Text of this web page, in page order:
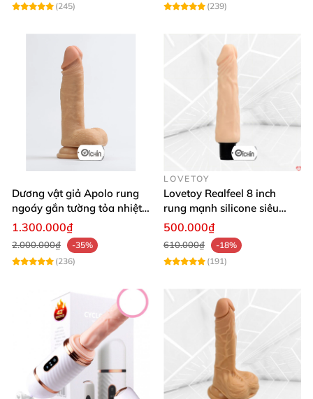
(245)
(239)
Dương vật giả Apolo rung
ngoáy gắn tường tỏa nhiệt
đa chế độ
1.300.000₫
2.000.000₫
-35%
(236)
LOVETOY
Lovetoy Realfeel 8 inch
rung mạnh silicone siêu
mềm
500.000₫
610.000₫
-18%
(191)